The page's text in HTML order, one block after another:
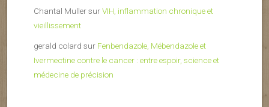
Chantal MullersurVIH, inflammation chronique et
vieillissement
gerald colard sur Fenbendazole, Mébendazole et
Ivermectine contre le cancer : entre espoir, science et
médecine de précision